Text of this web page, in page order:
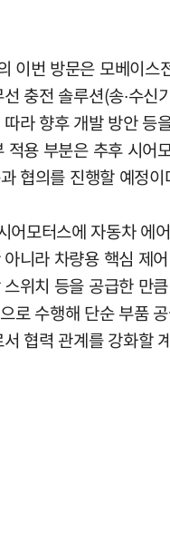
이번 방문은 모베이스
충전 솔루션(송∙수신
라 향후 개발 방안 등
적용 부분은 추후 시어
협의를 진행할 예정이
어모터스에 자동차 에
니라 차량용 핵심 제
위치 등을 공급한 만
로 수행해 단순 부품
협력 관계를 강화할